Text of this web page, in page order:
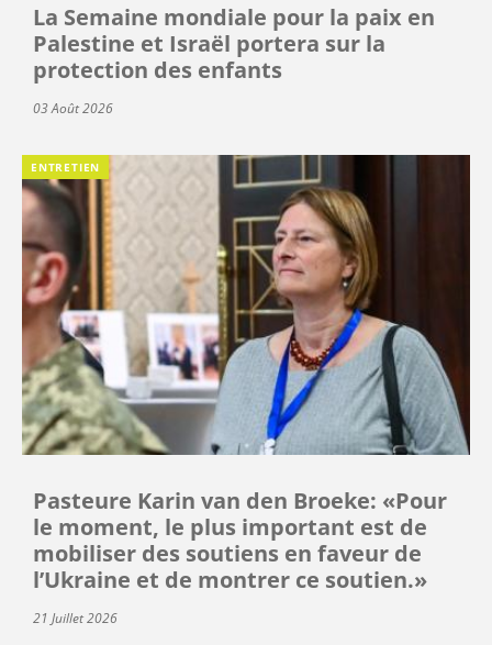
La Semaine mondiale pour la paix en
Palestine et Israël portera sur la
protection des enfants
03 Août 2026
ENTRETIEN
Pasteure Karin van den Broeke: «Pour
le moment, le plus important est de
mobiliser des soutiens en faveur de
l’Ukraine et de montrer ce soutien.»
21 Juillet 2026